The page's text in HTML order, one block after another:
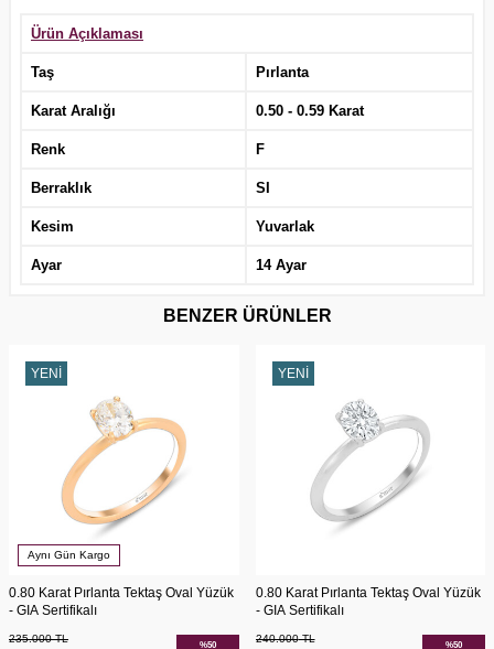
Ürün Açıklaması
Taş Pırlanta
Karat Aralığı 0.50 - 0.59 Karat
Renk F
Berraklık SI
Kesim Yuvarlak
Ayar 14 Ayar
BENZER ÜRÜNLER
YENI
Aynı Gün Kargo
0.80 Karat Pırlanta Tektaş Oval Yüzük
- GIA Sertifikalı
235.000TL
%50
YENI
0.80 Karat Pırlanta Tektaş Oval Yüzük
- GIA Sertifikalı
240.000TL
%50